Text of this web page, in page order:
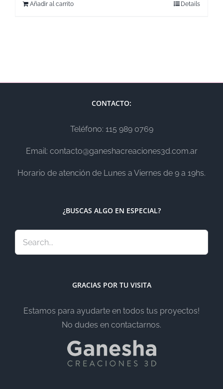
Añadir al carrito Details
CONTACTO:
Teléfono: 115 989 0769
Email: contacto@ganeshacreaciones3d.com.ar
Horario de atención de Lunes a Viernes de 9 a 19hs.
¿BUSCAS ALGO EN ESPECIAL?
GRACIAS POR TU VISITA
Estamos para ayudarte en todos tus proyectos!
No dudes en contactarnos.